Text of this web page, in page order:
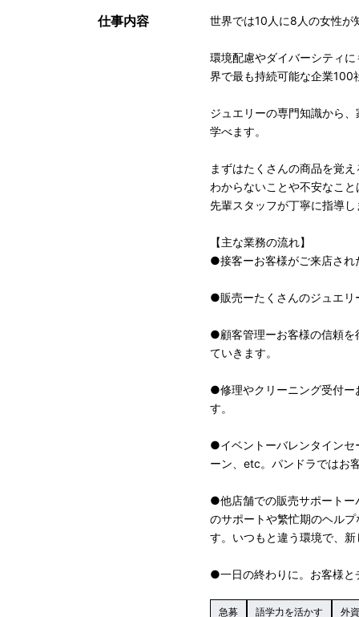
仕事内容 世界では10人に8人の女性が
環境配慮やダイバーシティ
界で最も持続可能な企業100
ジュエリーの専門知識から
学べます。
まずはたくさんの商品を覚
わからないことや不安なこ
先輩スタッフが丁寧に指導し
【主な業務の流れ】
●接客ーお客様がご来店され
●販売ーたくさんのジュエリ
●顧客管理ーお客様の信頼を
ていきます。
●修理やクリーニング受付ー
す。
●イベントーバレンタインセ
ーン、etc。パンドラではお
●他店舗での販売サポートー
のサポートや繁忙期のヘル
す。いつもと違う環境で、
●一日の終わりに。お客様と
急募 語学力を活かす 外